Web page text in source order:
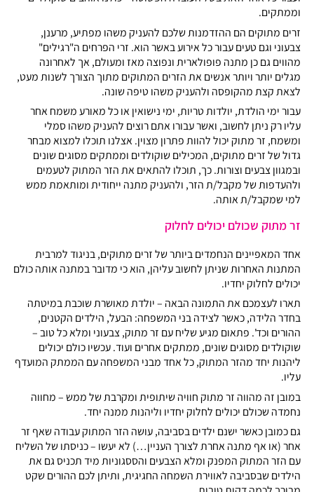
וממתקים.
זרים מתוקים הם ההזדמנות שלכם להעניק משהו מפתיע, מרענן,
צבעוני וגם טעים עבור כל אירוע באשר הוא. זרי הפרחים ה"רגילים"
מהווים גם כן מתנה פופולארית ונפוצה מאז ומעולם, אך לאחרונה
מגלים יותר ויותר אנשים את הזרים המתוקים מתוך הצורך לשנות מעט,
לצאת קצת מהקופסה ולהעניק משהו טיפה שונה.
עבור ימי הולדת, יולדות טריות, ימי נישואין או כל מאורע משמח אחר
עליו רק ניתן לחשוב, ואשר עבורו אתם רוצים להעניק משהו סמלי
ומשמח, זר מתוק יכול להוות פתרון מצוין. אצלנו תוכלו למצוא מבחר
גדול של זרים מתוקים, המכילים שוקולדים וממתקים מסוגים שונים
ובמגוון צבעים וצורות. כך, תוכלו להתאים את הזר המתוק לטעמים
ולהעדפות של מקבל/ת הזר, ולהעניק מתנה ייחודית ומותאמת ממש
למי שמקבל/ת אותה.
זר מתוק שכולם יכולים לחלוק
אחד המאפיינים הנחמדים ביותר של זרים מתוקים, בניגוד למרבית
המתנות האחרות שניתן לחשוב עליהן, הוא כי מדובר במתנה אותה כולם
יכולים לחלוק יחדיו.
תארו לעצמכם את התמונה הבאה – יולדת מאושרת שוכבת במיטתה
בחדר הלידה, כאשר לצידה בני המשפחה: הבעל, הילדים הקטנים,
ההורים וכד'. פתאום מגיע שליח עם זר מתוק, צבעוני ומלא כל טוב –
שוקולדים מסוגים שונים, ממתקים אחרים ועוד. עכשיו כולם יכולים
ליהנות יחד מהזר המתוק, כל אחד מבני המשפחה עם הממתק המועדף
עליו.
במובן זה מהווה זר מתוק חוויה שיתופית ומקרבת של ממש – מחווה
נחמדה שכולם יכולים לחלוק יחדיו וליהנות ממנה יחד.
גם כמובן כאשר ישנם ילדים בסביבה, עושה הזר המתוק עבודה שאף זר
אחר (או אף מתנה אחרת לצורך העניין…) לא יעשו – כניסתו של השליח
עם הזר המתוק המפנק ומלא הצבעים והססגוניות מיד תכניס גם את
הילדים שבסביבה לאווירת השמחה החגיגית, ותיתן לכם ההורים שקט